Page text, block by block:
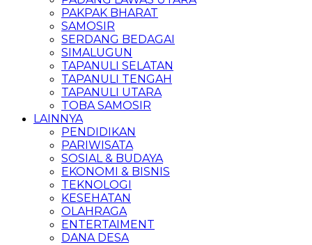
PAKPAK BHARAT
SAMOSIR
SERDANG BEDAGAI
SIMALUGUN
TAPANULI SELATAN
TAPANULI TENGAH
TAPANULI UTARA
TOBA SAMOSIR
LAINNYA
PENDIDIKAN
PARIWISATA
SOSIAL & BUDAYA
EKONOMI & BISNIS
TEKNOLOGI
KESEHATAN
OLAHRAGA
ENTERTAIMENT
DANA DESA